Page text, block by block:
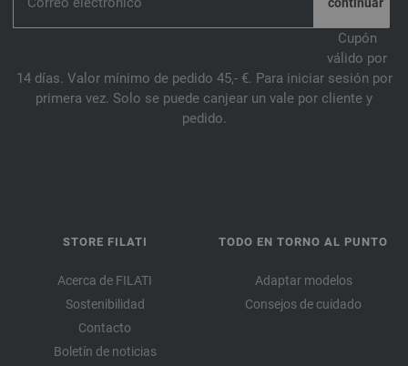
141-camello | EAN: 4033493311458
142-moca | EAN: 4033493311465
144-verde lima | EAN: 4033493311489
145-turquesa delicada | EAN: 4033493311496
152-amarillo | EAN: 4033493332248
153-octanaje claro | EAN: 4033493332255
154-esmerlada claro | EAN: 4033493332262
155-gris | EAN: 4033493332279
Cupón
válido por
14 días. Valor mínimo de pedido 45,- €. Para iniciar sesión por
primera vez. Solo se puede canjear un vale por cliente y
pedido.
STORE FILATI
Acerca de FILATI
Sostenibilidad
Contacto
Boletín de noticias
TODO EN TORNO AL PUNTO
Adaptar modelos
Consejos de cuidado